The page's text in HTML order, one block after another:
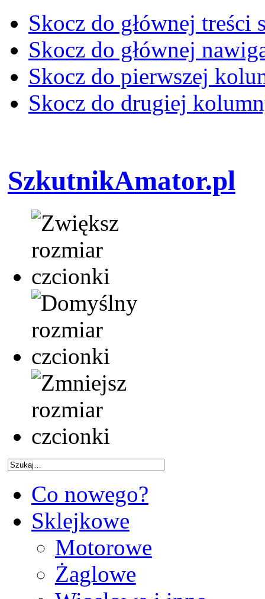
Skocz do głównej treści
Skocz do głównej
Skocz do pierwszej
Skocz do drugiej
SzkutnikAmator.pl
Co nowego?
Sklejkowe
Motorowe
Żaglowe